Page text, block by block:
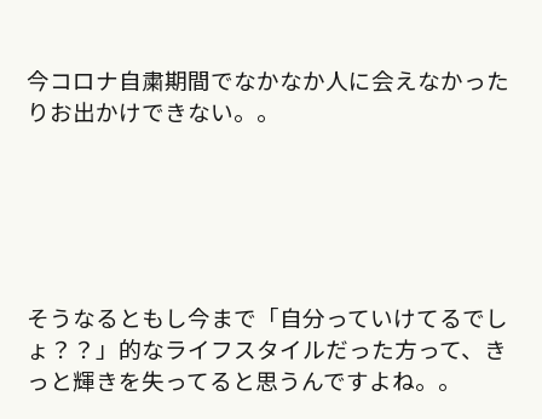
今コロナ自粛期間でなかなか人に会えなかった
りお出かけできない。。
そうなるともし今まで「自分っていけてるでし
ょ？？」的なライフスタイルだった方って、き
っと輝きを失ってると思うんですよね。。